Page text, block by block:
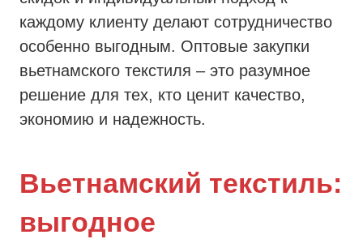
каждому клиенту делают сотрудничество
особенно выгодным. Оптовые закупки
вьетнамского текстиля – это разумное
решение для тех, кто ценит качество,
экономию и надежность.
Вьетнамский текстиль:
выгодное